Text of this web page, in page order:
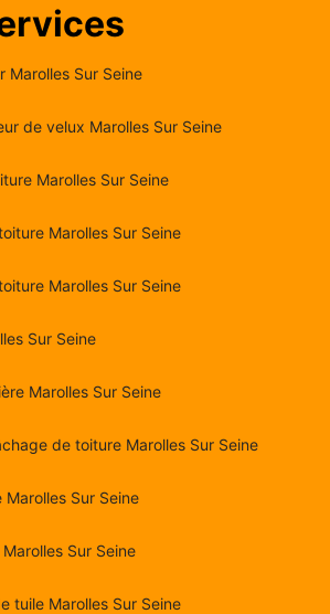
Marolles Sur Seine
de velux Marolles Sur Seine
Marolles Sur Seine
Marolles Sur Seine
Marolles Sur Seine
Sur Seine
Marolles Sur Seine
de toiture Marolles Sur Seine
Sur Seine
Sur Seine
tuile Marolles Sur Seine